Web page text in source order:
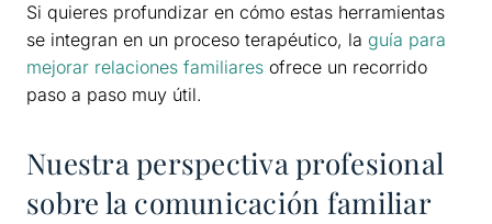
Si quieres profundizar en cómo estas herramientas
se integran en un proceso terapéutico, la guía para
mejorar relaciones familiares ofrece un recorrido
paso a paso muy útil.
Nuestra perspectiva profesional
sobre la comunicación familiar